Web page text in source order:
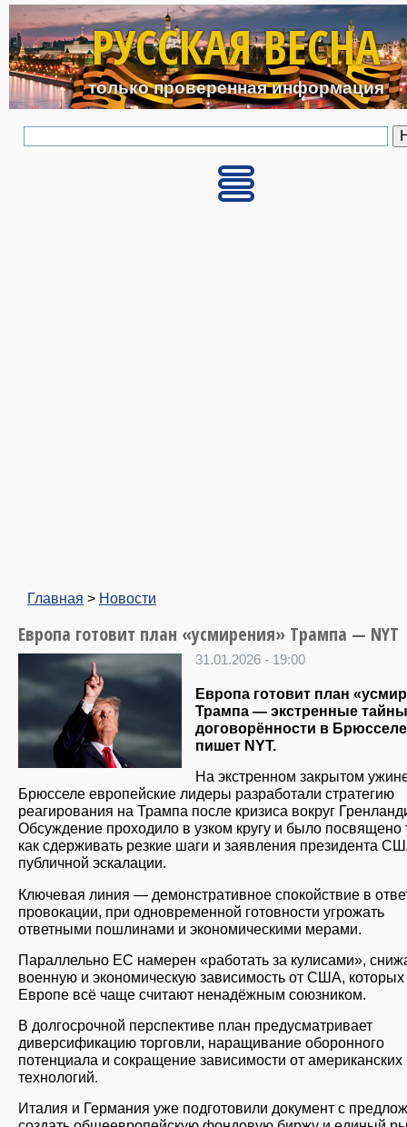
Перейти к основному
РУССКАЯ ВЕСНА
только проверенная информация
Главная > Новости
Европа готовит план «усмирения» Трампа — NYT
31.01.2026 - 19:00
Европа готовит план
Трампа — экстренные
договорённости в
пишет NYT.
На экстренном закрытом
Брюсселе европейские лидеры разработали стратегию
реагирования на Трампа после кризиса вокруг
Обсуждение проходило в узком кругу и было посвящено
как сдерживать резкие шаги и заявления президента
публичной эскалации.
Ключевая линия — демонстративное спокойствие в
провокации, при одновременной готовности угрожать
ответными пошлинами и экономическими мерами.
Параллельно ЕС намерен «работать за кулисами»,
военную и экономическую зависимость от США, которых
Европе всё чаще считают ненадёжным союзником.
В долгосрочной перспективе план предусматривает
диверсификацию торговли, наращивание оборонного
потенциала и сокращение зависимости от американских
технологий.
Италия и Германия уже подготовили документ с